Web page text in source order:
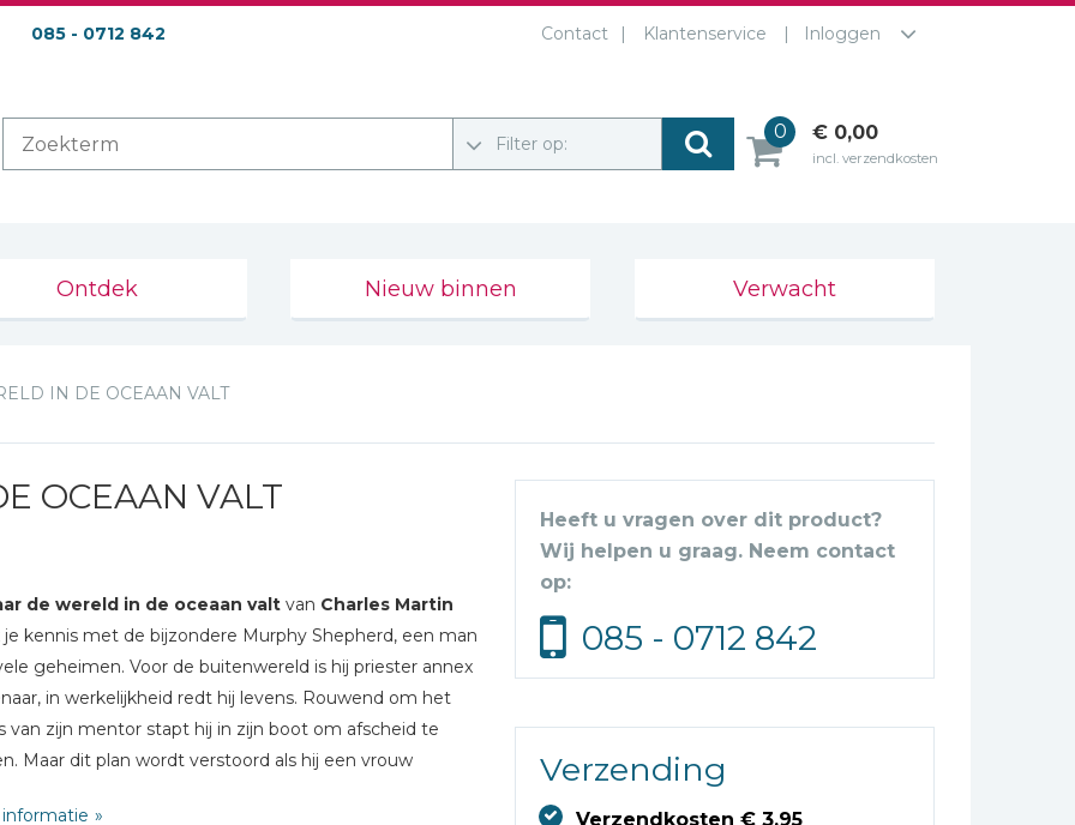
085 - 0712 842 Contact Klantenservice Inloggen
Filter op:
0 € 0,00
incl. verzendkosten
Ontdek Nieuw binnen Verwacht
IN DE OCEAAN VALT
OCEAAN VALT
de wereld in de oceaan valt van Charles Martin
je kennis met de bijzondere Murphy Shepherd, een man
geheimen. Voor de buitenwereld is hij priester annex
in werkelijkheid redt hij levens. Rouwend om het
van zijn mentor stapt hij in zijn boot om afscheid te
Maar dit plan wordt verstoord als hij een vrouw
Heeft u vragen over dit product?
Wij helpen u graag. Neem contact
op:
085 - 0712 842
Verzending
Verzendkosten € 3,95